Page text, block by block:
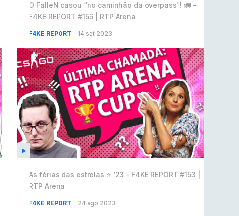
O FalleN casou “no caminhão da overpass”! 🚛 –
F4KE REPORT #156 | RTP Arena
F4KE REPORT 14 set 2023
As férias das estrelas ⭐️ ’23 – F4KE REPORT #153 |
RTP Arena
F4KE REPORT 24 ago 2023